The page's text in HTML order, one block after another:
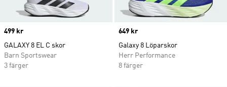
Price
499 kr
GALAXY 8 EL C skor
Barn Sportswear
3 färger
Price
649 kr
Galaxy 8 Löparskor
Herr Performance
8 färger